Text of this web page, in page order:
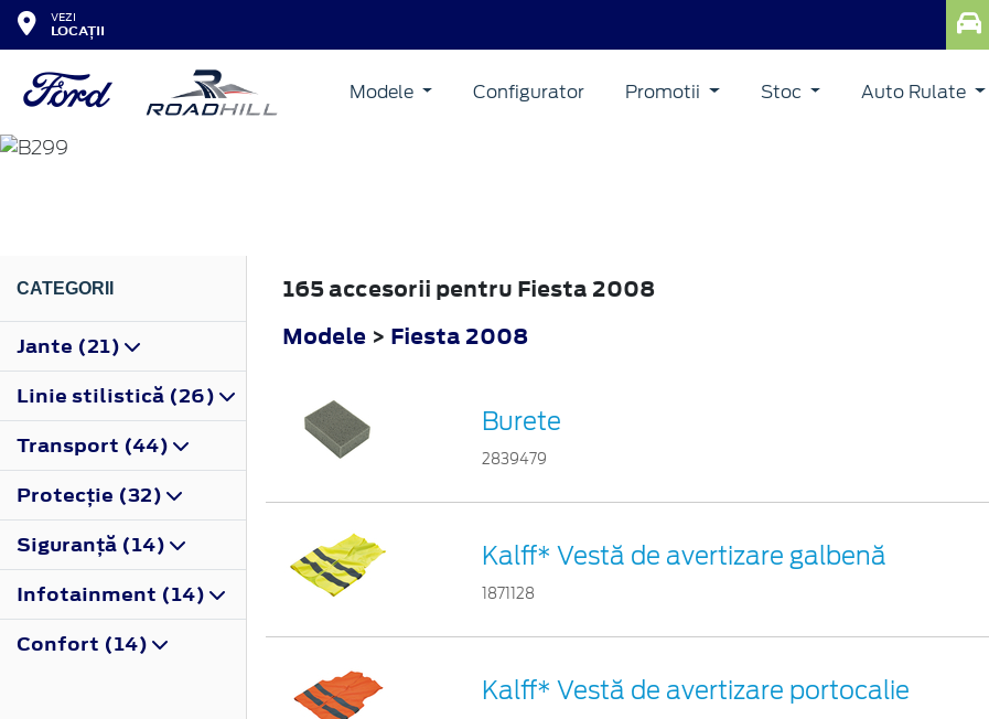
VEZI
LOCAȚII
Modele Configurator Promotii Stoc Auto Rulate
FIESTA
CATEGORII
Jante (21)
Linie stilistică (26)
Transport (44)
Protecţie (32)
Siguranţă (14)
Infotainment (14)
Confort (14)
165 accesorii pentru Fiesta 2008
Modele > Fiesta 2008
Burete
2839479
Kalff* Vestă de avertizare galbenă
1871128
Kalff* Vestă de avertizare portocalie